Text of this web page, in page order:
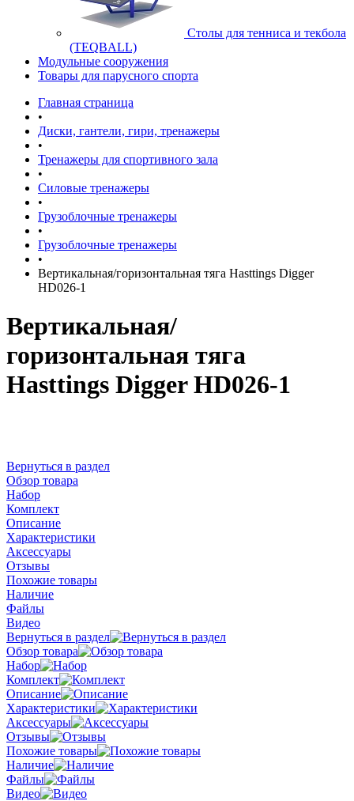
Cтолы для тенниса и текбола
(TEQBALL)
Модульные сооружения
Товары для парусного спорта
Главная страница
•
Диски, гантели, гири, тренажеры
•
Тренажеры для спортивного зала
•
Силовые тренажеры
•
Грузоблочные тренажеры
•
Грузоблочные тренажеры
•
Вертикальная/горизонтальная тяга Hasttings Digger
HD026-1
Вертикальная/
горизонтальная тяга
Hasttings Digger HD026-1
Вернуться в раздел
Обзор товара
Набор
Комплект
Описание
Характеристики
Аксессуары
Отзывы
Похожие товары
Наличие
Файлы
Видео
Вернуться в раздел
Обзор товара
Набор
Комплект
Описание
Характеристики
Аксессуары
Отзывы
Похожие товары
Наличие
Файлы
Видео